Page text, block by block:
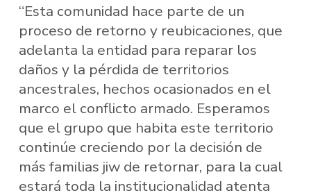
“Esta comunidad hace parte de un
proceso de retorno y reubicaciones, que
adelanta la entidad para reparar los
daños y la pérdida de territorios
ancestrales, hechos ocasionados en el
marco el conflicto armado. Esperamos
que el grupo que habita este territorio
continúe creciendo por la decisión de
más familias jiw de retornar, para la cual
estará toda la institucionalidad atenta